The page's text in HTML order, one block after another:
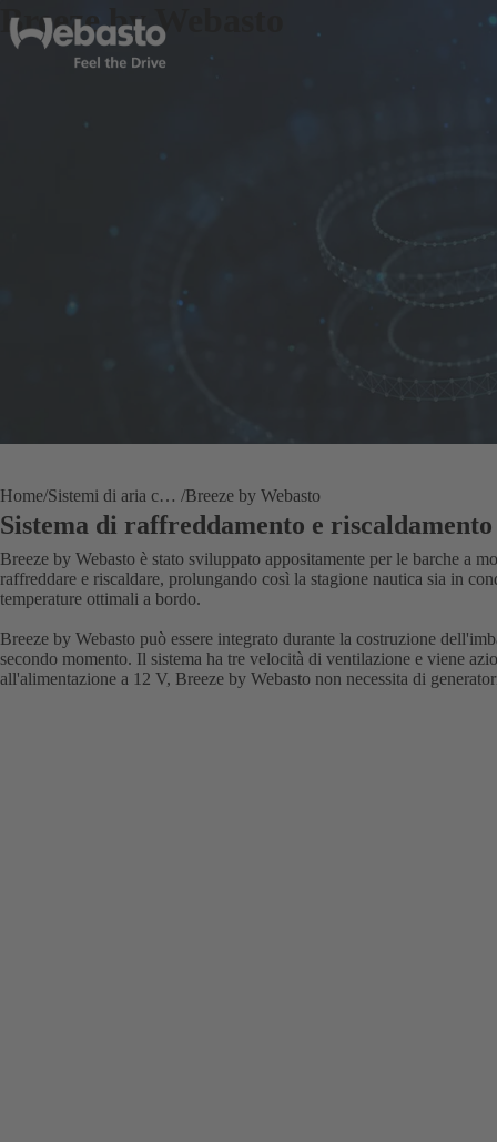
Breeze by Webasto
Home Sistemi di aria condizionata per la nautica Breeze by Webasto
Sistema di raffreddamento e
Breeze by Webasto è stato sviluppato appositamente per le barche a
raffreddare e riscaldare, prolungando così la stagione nautica sia in
temperature ottimali a bordo.
Breeze by Webasto può essere integrato durante la costruzione
secondo momento. Il sistema ha tre velocità di ventilazione e viene
all'alimentazione a 12 V, Breeze by Webasto non necessita di